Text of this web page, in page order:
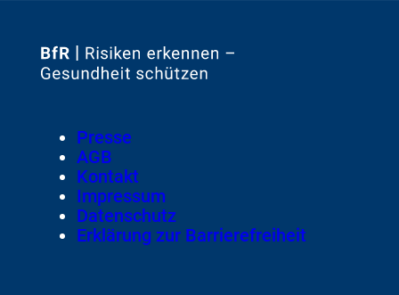
Zur
Footer
Meta-
Navigation
Presse
AGB
Kontakt
Impressum
Datenschutz
Erklärung zur Barrierefreiheit